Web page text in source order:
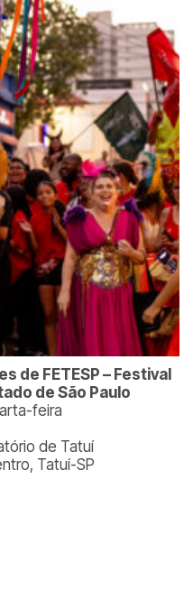
de FETESP – Festival
de São Paulo
feira
de Tatuí
Tatuí-SP